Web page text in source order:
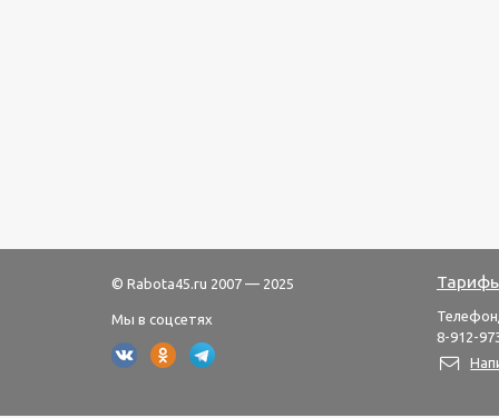
© Rabota45.ru 2007 — 2025
Мы в соцсетях
8-912-